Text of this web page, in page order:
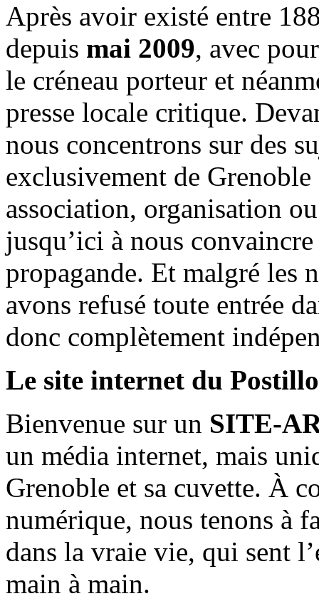
Après avoir existé entre
depuis mai 2009, avec
le créneau porteur et
presse locale critique.
nous concentrons sur des
exclusivement de
association, organisation
jusqu’ici à nous
propagande. Et malgré les
avons refusé toute entrée
donc complètement
Le site internet du
Bienvenue sur un SITE-
un média internet, mais
Grenoble et sa cuvette. À
numérique, nous tenons à
dans la vraie vie, qui sent
main à main.